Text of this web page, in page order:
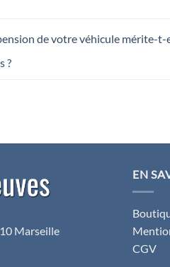
de votre véhicule mérite-t-
?
Marseille
EN
CGV